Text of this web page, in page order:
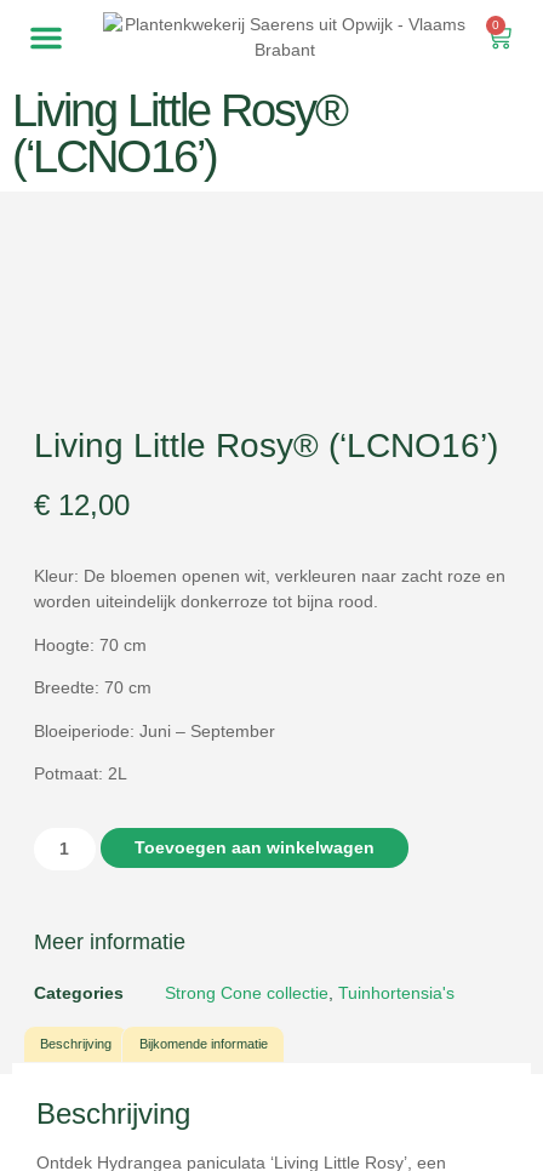
0
Living Little Rosy®
(‘LCNO16’)
Living Little Rosy® (‘LCNO16’)
€ 12,00
Kleur: De bloemen openen wit, verkleuren naar zacht roze en
worden uiteindelijk donkerroze tot bijna rood.
Hoogte: 70 cm
Breedte: 70 cm
Bloeiperiode: Juni – September
Potmaat: 2L
Toevoegen aan winkelwagen
Meer informatie
Categories Strong Cone collectie, Tuinhortensia's
Beschrijving Bijkomende informatie
Beschrijving
Ontdek Hydrangea paniculata ‘Living Little Rosy’ , een